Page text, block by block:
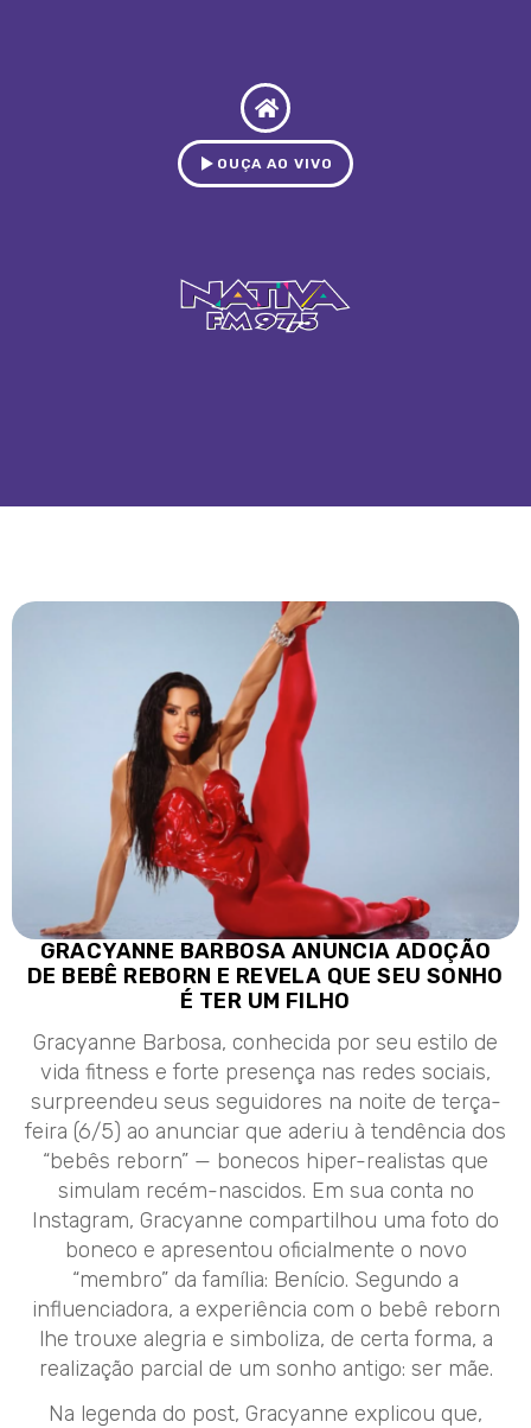
OUÇA AO VIVO
GRACYANNE BARBOSA ANUNCIA ADOÇÃO
DE BEBÊ REBORN E REVELA QUE SEU SONHO
É TER UM FILHO
Gracyanne Barbosa, conhecida por seu estilo de
vida fitness e forte presença nas redes sociais,
surpreendeu seus seguidores na noite de terça-
feira (6/5) ao anunciar que aderiu à tendência dos
“bebês reborn” — bonecos hiper-realistas que
simulam recém-nascidos. Em sua conta no
Instagram, Gracyanne compartilhou uma foto do
boneco e apresentou oficialmente o novo
“membro” da família: Benício. Segundo a
influenciadora, a experiência com o bebê reborn
lhe trouxe alegria e simboliza, de certa forma, a
realização parcial de um sonho antigo: ser mãe.
Na legenda do post, Gracyanne explicou que,